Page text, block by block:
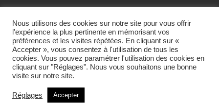
E-mail : Info [ arobase ] materielagricole-export.com
copyright 2015-2025/ materielagricole-export.com
Mentions légales
Nous utilisons des cookies sur notre site pour vous offrir
l'expérience la plus pertinente en mémorisant vos
préférences et les visites répétées. En cliquant sur «
Accepter », vous consentez à l'utilisation de tous les
cookies. Vous pouvez paramétrer l'utilisation des cookies en
cliquant sur "Réglages". Nous vous souhaitons une bonne
visite sur notre site.
Réglages Accepter